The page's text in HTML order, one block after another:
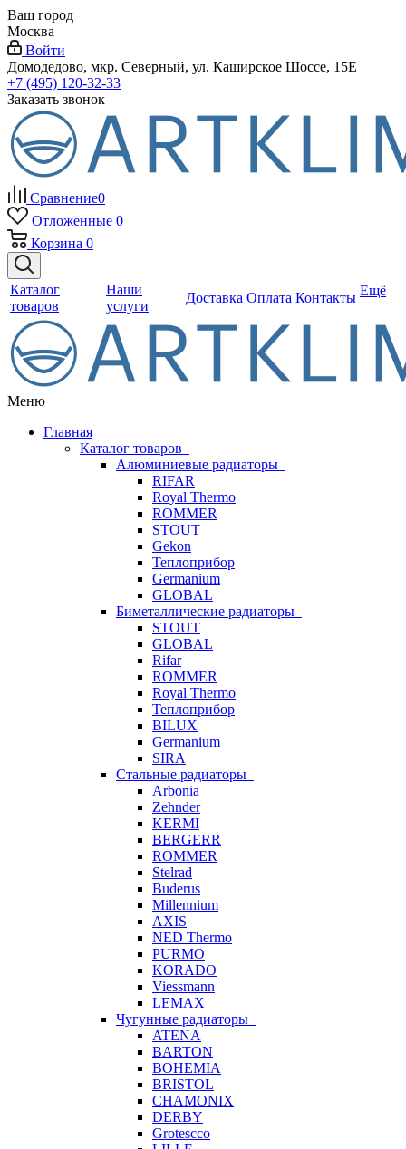
Ваш город
Москва
Войти
Домодедово, мкр. Северный, ул. Каширское Шоссе, 15Е
+7 (495) 120-32-33
Заказать звонок
Сравнение0
Отложенные 0
Корзина 0
Каталог
товаров
Наши
услуги
Доставка Оплата Контакты Ещё
Меню
Главная
Каталог товаров
Алюминиевые радиаторы
RIFAR
Royal Thermo
ROMMER
STOUT
Gekon
Теплоприбор
Germanium
GLOBAL
Биметаллические радиаторы
STOUT
GLOBAL
Rifar
ROMMER
Royal Thermo
Теплоприбор
BILUX
Germanium
SIRA
Стальные радиаторы
Arbonia
Zehnder
KERMI
BERGERR
ROMMER
Stelrad
Buderus
Millennium
AXIS
NED Thermo
PURMO
KORADO
Viessmann
LEMAX
Чугунные радиаторы
ATENA
BARTON
BOHEMIA
BRISTOL
CHAMONIX
DERBY
Grotescco